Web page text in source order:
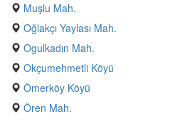
Muşlu Mah.
Oğlakçı Yaylası Mah.
Ogulkadın Mah.
Okçumehmetli Köyü
Ömerköy Köyü
Ören Mah.